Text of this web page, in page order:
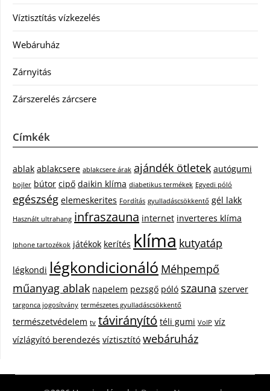
Víztisztítás vízkezelés
Webáruház
Zárnyitás
Zárszerelés zárcsere
Címkék
ablak ablakcsere ablakcsere árak ajándék ötletek autógumi
bojler bútor cipő daikin klíma diabetikus termékek Egyedi póló
egészség elemeskerites Fordítás gyulladáscsökkentő gél lakk
Használt ultrahang infraszauna internet inverteres klíma
Iphone tartozékok játékok kerítés klíma kutyatáp
légkondi légkondicionáló Méhpempő
műanyag ablak napelem pezsgő póló szauna szerver
targonca jogosítvány természetes gyulladáscsökkentő
természetvédelem tv távirányító téli gumi VoIP víz
vízlágyító berendezés víztisztító webáruház